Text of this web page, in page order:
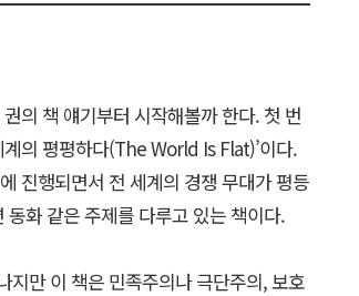
의 책 얘기부터 시작해볼까 한다. 첫 번
의 평평하다(The World Is Flat)’이다.
진행되면서 전 세계의 경쟁 무대가 평등
화 같은 주제를 다루고 있는 책이다.
지만 이 책은 민족주의나 극단주의, 보호